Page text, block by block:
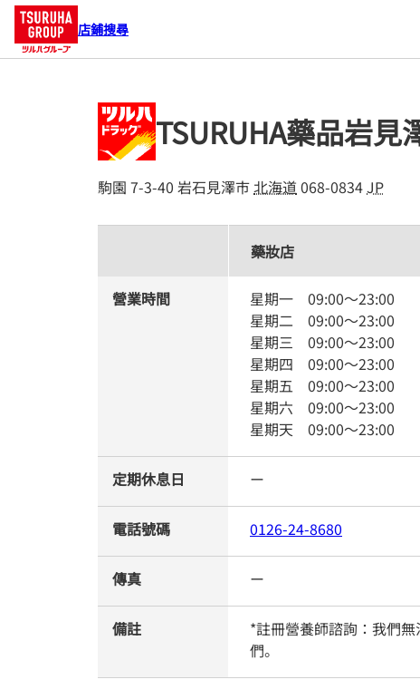
店鋪搜尋
TSURUHA藥品岩見
駒園 7-3-40 岩石見澤市北海道 068-0834JP
藥妝店
營業時間 星期一 09:00～23:00
星期二 09:00～23:00
星期三 09:00～23:00
星期四 09:00～23:00
星期五 09:00～23:00
星期六 09:00～23:00
星期天 09:00～23:00
定期休息日 ー
電話號碼 0126-24-8680
傳真 ー
備註
*註冊營養師諮詢：我們
們。